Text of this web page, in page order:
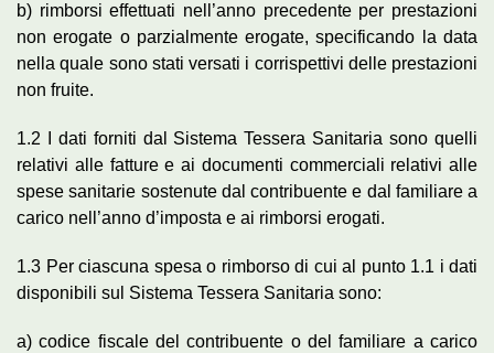
b) rimborsi effettuati nell’anno precedente per prestazioni
non erogate o parzialmente erogate, specificando la data
nella quale sono stati versati i corrispettivi delle prestazioni
non fruite.
1.2 I dati forniti dal Sistema Tessera Sanitaria sono quelli
relativi alle fatture e ai documenti commerciali relativi alle
spese sanitarie sostenute dal contribuente e dal familiare a
carico nell’anno d’imposta e ai rimborsi erogati.
1.3 Per ciascuna spesa o rimborso di cui al punto 1.1 i dati
disponibili sul Sistema Tessera Sanitaria sono:
a) codice fiscale del contribuente o del familiare a carico